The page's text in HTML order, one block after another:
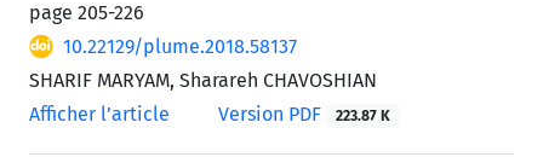
page 205-226
10.22129/plume.2018.58137
SHARIF MARYAM, Sharareh CHAVOSHIAN
Afficher l’article
Version PDF 223.87 K